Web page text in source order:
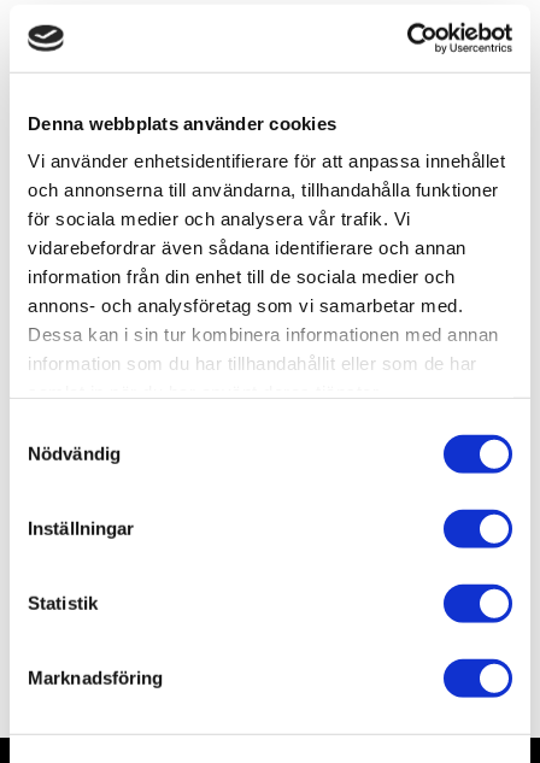
Denna webbplats använder cookies
Vi använder enhetsidentifierare för att anpassa innehållet
och annonserna till användarna, tillhandahålla funktioner
för sociala medier och analysera vår trafik. Vi
vidarebefordrar även sådana identifierare och annan
information från din enhet till de sociala medier och
annons- och analysföretag som vi samarbetar med.
Dessa kan i sin tur kombinera informationen med annan
information som du har tillhandahållit eller som de har
Nödvändig
Inställningar
Statistik
Marknadsföring
-
Lagerstatus
I lager
Artikelnr
CAOSOVA
Leveranstid
skickas från oss inom 0-1 vardagar
Allmänt